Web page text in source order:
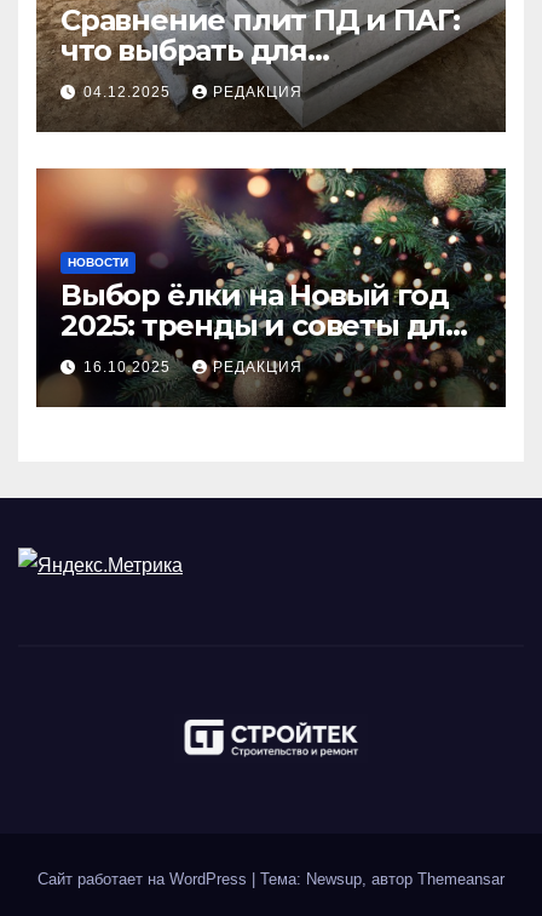
Сравнение плит ПД и ПАГ:
что выбрать для
долговечного и прочного
покрытия
04.12.2025 РЕДАКЦИЯ
НОВОСТИ
Выбор ёлки на Новый год
2025: тренды и советы для
идеального праздника
16.10.2025 РЕДАКЦИЯ
Сайт работает на WordPress Тема: Newsup, автор Themeansar